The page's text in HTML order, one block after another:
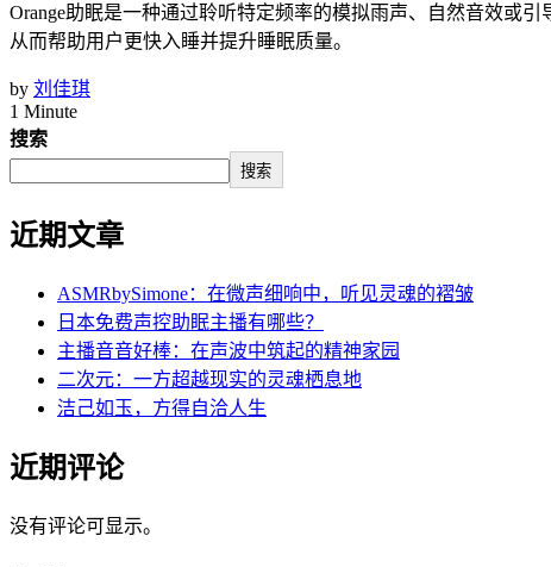
Orange助眠是一种通过聆听特定频率的模拟雨声、自然音效或
从而帮助用户更快入睡并提升睡眠质量。
by 刘佳琪
1 Minute
搜索
搜索
近期文章
ASMRbySimone：在微声细响中，听见灵魂的褶皱
日本免费声控助眠主播有哪些？
主播音音好棒：在声波中筑起的精神家园
二次元：一方超越现实的灵魂栖息地
洁己如玉，方得自洽人生
近期评论
没有评论可显示。